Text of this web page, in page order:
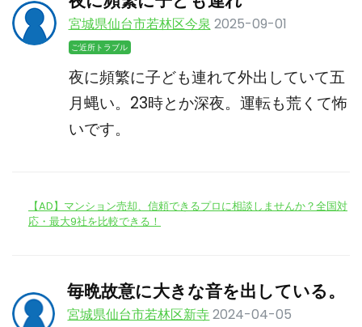
宮城県仙台市若林区今泉 2025-09-01
ご近所トラブル
夜に頻繁に子ども連れて外出していて五
月蝿い。23時とか深夜。運転も荒くて怖
いです。
【AD】マンション売却、信頼できるプロに相談しませんか？全国対
応・最大9社を比較できる！
毎晩故意に大きな音を出している。
宮城県仙台市若林区新寺2024-04-05